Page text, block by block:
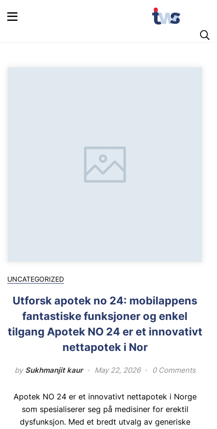
UNCATEGORIZED
Utforsk apotek no 24: mobilappens
fantastiske funksjoner og enkel
tilgang Apotek NO 24 er et innovativt
nettapotek i Nor
by Sukhmanjit kaur May 22, 2026 0 Comments
Apotek NO 24 er et innovativt nettapotek i Norge
som spesialiserer seg på medisiner for erektil
dysfunksjon. Med et bredt utvalg av generiske